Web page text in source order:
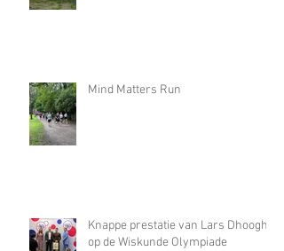
Mind Matters Run
Knappe prestatie van Lars Dhooghe
op de Wiskunde Olympiade